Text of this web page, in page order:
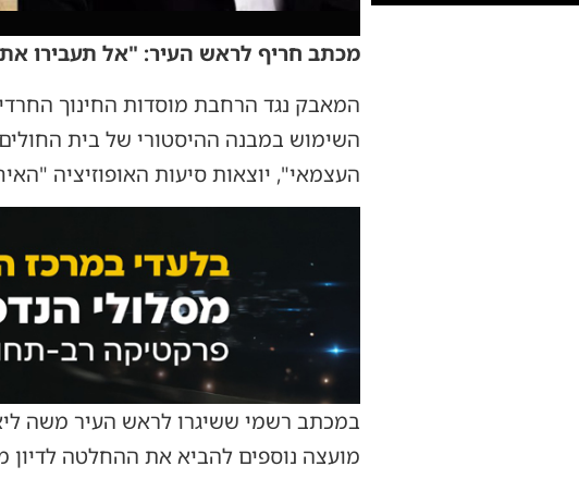
מכתב חריף לראש העיר: "אל תעבירו
המאבק נגד הרחבת מוסדות החינוך
השימוש במבנה ההיסטורי של בית
העצמאי", יוצאות סיעות האופוזיציה
במכתב רשמי ששיגרו לראש העיר משה
מועצה נוספים להביא את ההחלטה